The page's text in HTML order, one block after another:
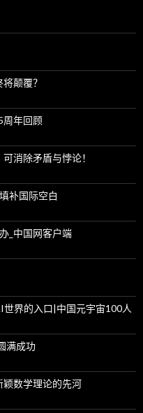
颠覆？
周年回顾
消除矛盾与悖论！
补国际空白
_中国网客户端
界的入口|中国元宇宙100人
满成功
数学理论的先河